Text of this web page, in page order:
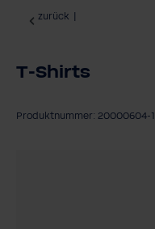
zurück
T-Shirts
Produktnummer: 20000604-1